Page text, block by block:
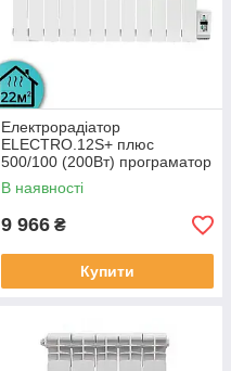
Електрорадіатор
ELECTRO.12S+ плюс
500/100 (200Вт) програматор
1500 Вт з настінними
кріпленнями
В наявності
9 966 ₴
Купити